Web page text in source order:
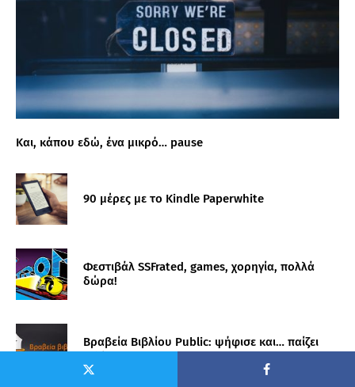
Και, κάπου εδώ, ένα μικρό… pause
90 μέρες με το Kindle Paperwhite
Φεστιβάλ SSFrated, games, χορηγία, πολλά
δώρα!
Βραβεία Βιβλίου Public: ψήφισε και… παίζει